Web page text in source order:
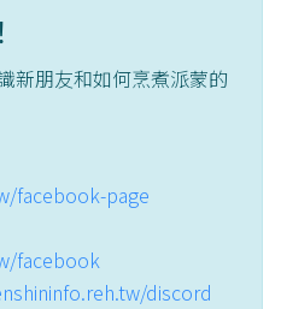
新朋友和如何烹煮派蒙的
facebook-page
facebook
discord